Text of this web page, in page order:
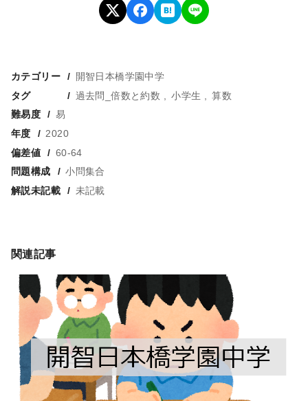
カテゴリー
開智日本橋学園中学
タグ
過去問_倍数と約数 小学生
算数
難易度
易
年度
2020
偏差値
60-64
問題構成
小問集合
解説未記載
未記載
関連記事